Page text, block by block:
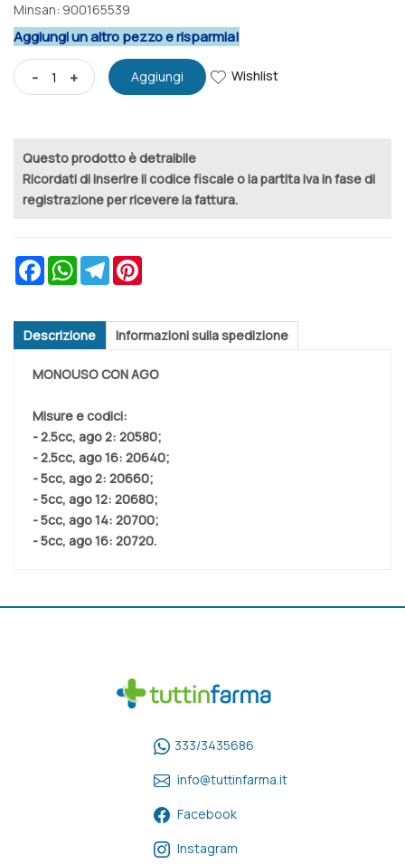
Minsan: 900165539
Aggiungi un altro pezzo e risparmia!
- + Aggiungi Wishlist
Questo prodotto è detraibile
Ricordati di inserire il codice fiscale o la partita iva in fase di
registrazione per ricevere la fattura.
FacebookWhatsAppTelegram
Descrizione Informazioni sulla spedizione
MONOUSO CON AGO
Misure e codici:
- 2.5cc, ago 2: 20580;
- 2.5cc, ago 16: 20640;
- 5cc, ago 2: 20660;
- 5cc, ago 12: 20680;
- 5cc, ago 14: 20700;
- 5cc, ago 16: 20720.
333/3435686
info@tuttinfarma.it
Facebook
Instagram